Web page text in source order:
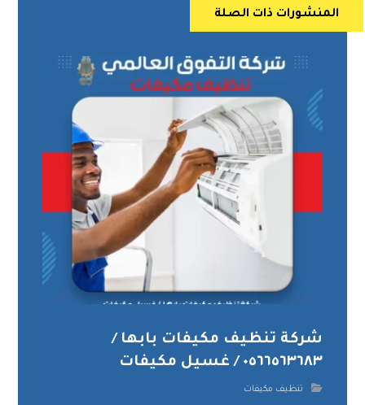
المنشورات ذات الصلة
شركة تنظيف مكيفات بابها /
٠٥٦٦٥٦٣٦٨٣ / غسيل مكيفات
تنظيف مكيفات